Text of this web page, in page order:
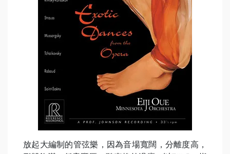
放起大編制的管弦樂，因為音場寬闊，分離度高，